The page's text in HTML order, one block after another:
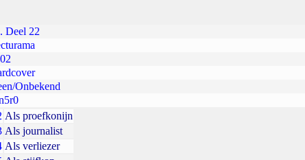
Deel 22
Onbekend
Als proefkonijn
Als journalist
Als verliezer